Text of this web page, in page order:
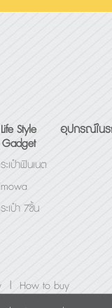
Life Style
Gadget
ะเป๋าฟินเนต
ะเป๋า 7ชิ้น
อุปกรณ์ใน
| How to buy